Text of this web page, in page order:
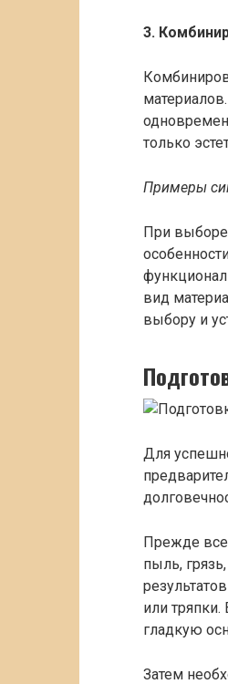
3.
только
Примеры
При выборе
вид
выбору и
Для
Прежде
пыль,
или
гладкую
Затем